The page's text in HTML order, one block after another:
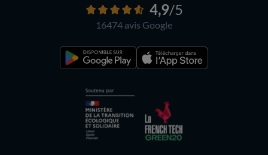
4,9/5
16474 avis Google